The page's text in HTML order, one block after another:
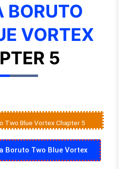
BORUTO
VORTEX
5
Two Blue Vortex Chapter 5
Boruto Two Blue Vortex